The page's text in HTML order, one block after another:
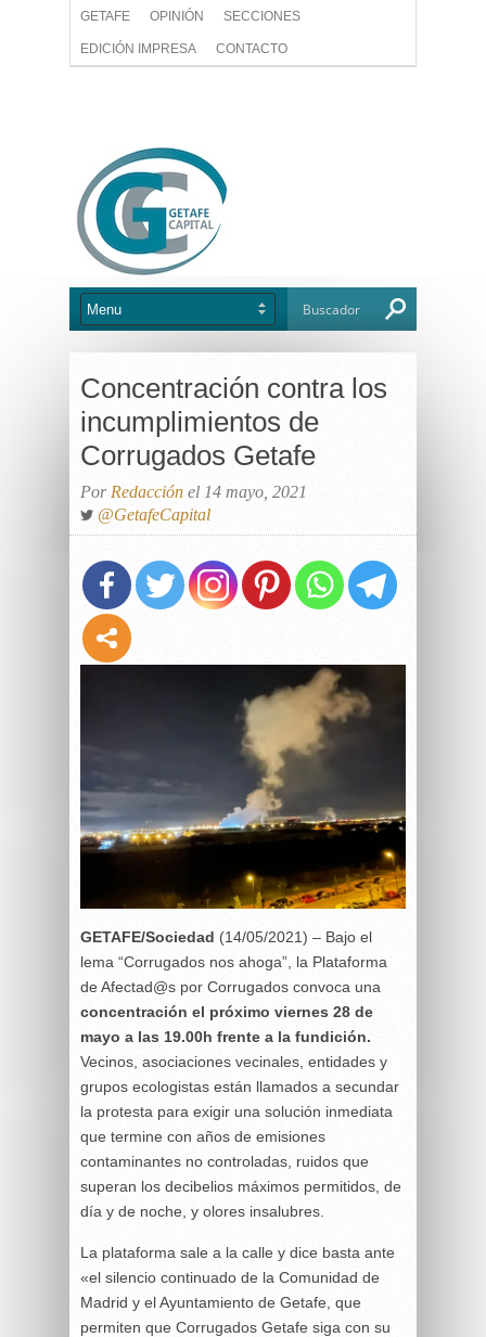
GETAFE OPINIÓN SECCIONES
EDICIÓN IMPRESA CONTACTO
Concentración contra los
incumplimientos de
Corrugados Getafe
Por Redacción el 14 mayo, 2021
@GetafeCapital
GETAFE/Sociedad (14/05/2021) – Bajo el
lema “Corrugados nos ahoga”, la Plataforma
de Afectad@s por Corrugados convoca una
concentración el próximo viernes 28 de
mayo a las 19.00h frente a la fundición.
Vecinos, asociaciones vecinales, entidades y
grupos ecologistas están llamados a secundar
la protesta para exigir una solución inmediata
que termine con años de emisiones
contaminantes no controladas, ruidos que
superan los decibelios máximos permitidos, de
día y de noche, y olores insalubres.
La plataforma sale a la calle y dice basta ante
«el silencio continuado de la Comunidad de
Madrid y el Ayuntamiento de Getafe, que
permiten que Corrugados Getafe siga con su